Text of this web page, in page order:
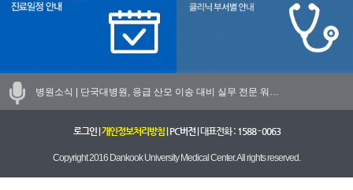
병원소식 | 단국대병원, 응급 산모 이송 대비 실무 전문 워…
로그인| 개인정보처리방침| PC버전| 대표전화 : 1588 - 0063
Copyright 2016 Dankook University Medical Center. All rights reserved.